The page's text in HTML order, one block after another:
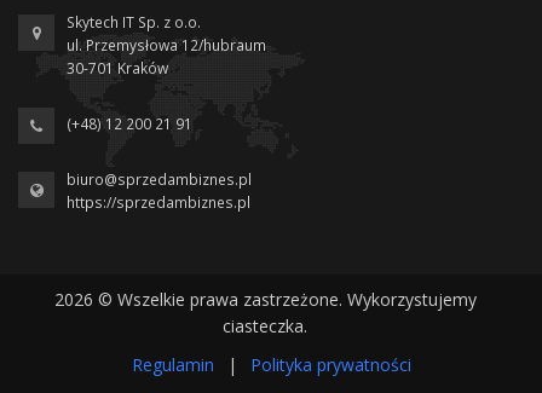
Skytech IT Sp. z o.o.
ul. Przemysłowa 12/hubraum
30-701 Kraków
(+48) 12 200 21 91
biuro@sprzedambiznes.pl
https://sprzedambiznes.pl
2026 © Wszelkie prawa zastrzeżone. Wykorzystujemy
ciasteczka.
Regulamin
| Polityka prywatności